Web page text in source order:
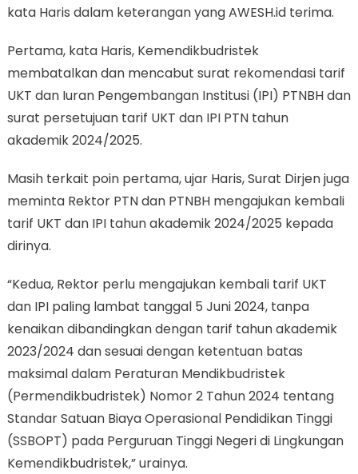
kata Haris dalam keterangan yang AWESH.id terima.
Pertama, kata Haris, Kemendikbudristek
membatalkan dan mencabut surat rekomendasi tarif
UKT dan Iuran Pengembangan Institusi (IPI) PTNBH dan
surat persetujuan tarif UKT dan IPI PTN tahun
akademik 2024/2025.
Masih terkait poin pertama, ujar Haris, Surat Dirjen juga
meminta Rektor PTN dan PTNBH mengajukan kembali
tarif UKT dan IPI tahun akademik 2024/2025 kepada
dirinya.
“Kedua, Rektor perlu mengajukan kembali tarif UKT
dan IPI paling lambat tanggal 5 Juni 2024, tanpa
kenaikan dibandingkan dengan tarif tahun akademik
2023/2024 dan sesuai dengan ketentuan batas
maksimal dalam Peraturan Mendikbudristek
(Permendikbudristek) Nomor 2 Tahun 2024 tentang
Standar Satuan Biaya Operasional Pendidikan Tinggi
(SSBOPT) pada Perguruan Tinggi Negeri di Lingkungan
Kemendikbudristek,” urainya.